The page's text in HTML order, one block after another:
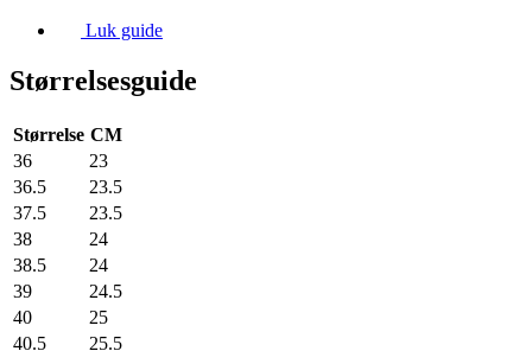
Luk guide
Størrelsesguide
Størrelse CM
36
23
36.5
23.5
37.5
23.5
38
24
38.5
24
39
24.5
40
25
40.5
25.5